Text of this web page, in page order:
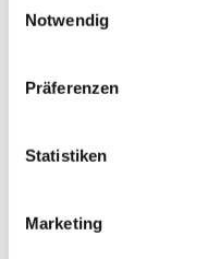
Notwendig
Präferenzen
Statistiken
Marketing